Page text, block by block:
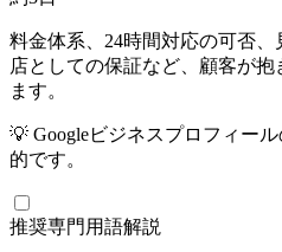
料金体系、24時間対応の可否
店としての保証など、顧客が
ます。
💡 Googleビジネスプロフィー
的です。
推奨専門用語解説